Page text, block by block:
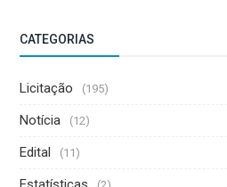
CATEGORIAS
Licitação (195)
Notícia (12)
Edital (11)